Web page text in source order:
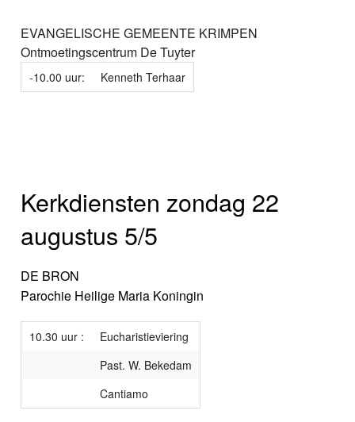
EVANGELISCHE GEMEENTE KRIMPEN
Ontmoetingscentrum De Tuyter
-10.00 uur: Kenneth Terhaar
Kerkdiensten zondag 22
augustus 5/5
DE BRON
Parochie Heilige Maria Koningin
10.30 uur :
Eucharistieviering
Past. W. Bekedam
Cantiamo